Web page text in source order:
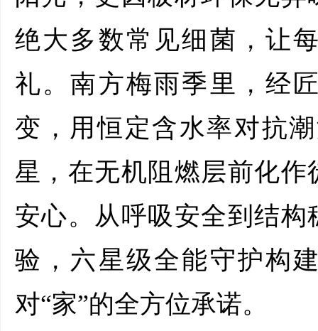
绝大多数常见细菌，让
礼。南方梅雨季里，经
变，用恒定含水率对抗
星，在无机阻燃层前化
安心。从呼吸安全到结
验，六星级全能守护构
对“家”的全方位承诺。